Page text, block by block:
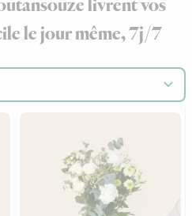
livrent vos
le jour même, 7j/7